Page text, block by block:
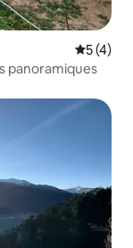
5 (4)
panoramiques